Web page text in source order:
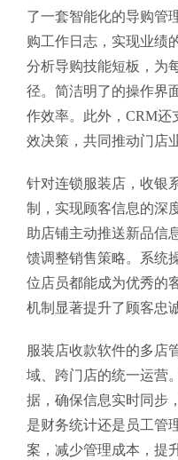
了一套智能化的导购管
购工作日志，实现业绩
分析导购技能短板，为
径。简洁明了的操作界
作效率。此外，CRM还
效决策，共同推动门店
针对连锁服装店，收银
制，实现顾客信息的深
助店铺主动推送新品信
馈调整销售策略。系统
位店员都能成为优秀的
机制显著提升了顾客忠
服装店收款软件的多店
域、跨门店的统一运营
据，确保信息实时同步
是财务统计还是员工管
案，减少管理成本，提